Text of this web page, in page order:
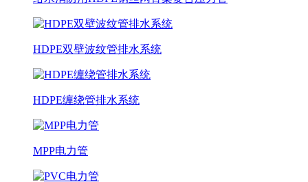
HDPE双壁波纹管排水系统
HDPE缠绕管排水系统
MPP电力管